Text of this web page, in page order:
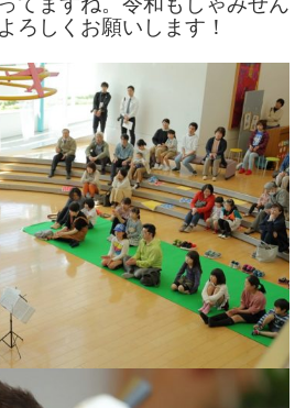
てますね。令和もしゃみせん
ろしくお願いします！